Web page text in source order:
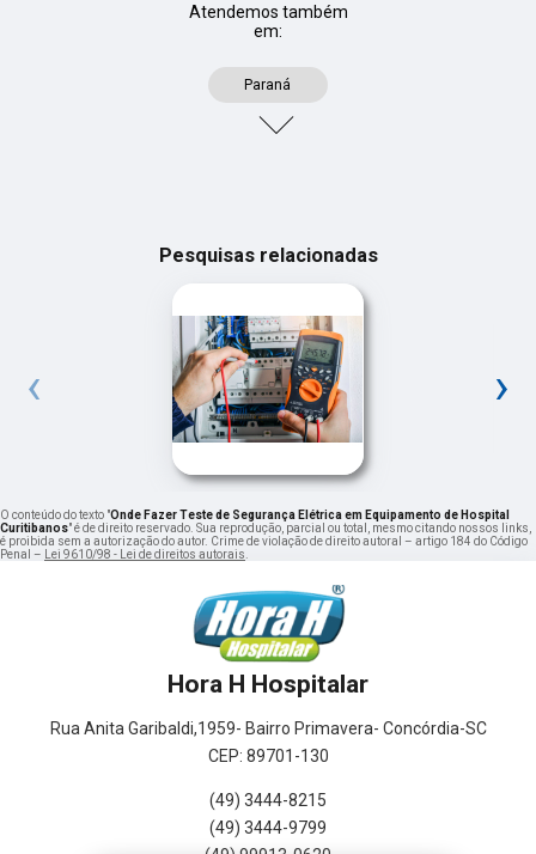
Atendemos também
em:
Paraná
Pesquisas relacionadas
‹ ›
O conteúdo do texto "Onde Fazer Teste de Segurança Elétrica em Equipamento de Hospital
Curitibanos" é de direito reservado. Sua reprodução, parcial ou total, mesmo citando nossos links,
é proibida sem a autorização do autor. Crime de violação de direito autoral – artigo 184 do Código
Penal – Lei 9610/98 - Lei de direitos autorais.
Hora H Hospitalar
Rua Anita Garibaldi,1959- Bairro Primavera- Concórdia-SC
CEP: 89701-130
(49) 3444-8215
(49) 3444-9799